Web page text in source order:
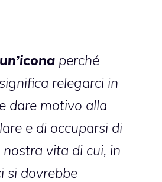
perché
relegarci in
dare motivo alla
e di occuparsi di
vita di cui, in
si dovrebbe